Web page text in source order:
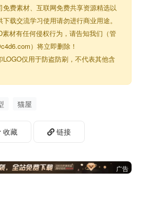
免费素材、互联网免费共享资源精选以
载交流学习使用请勿进行商业用途。
材有任何侵权行为，请告知我们（管
）将立即删除！
LOGO仅用于防盗防刷，不代表其他含
猫屋
收藏 链接
广告